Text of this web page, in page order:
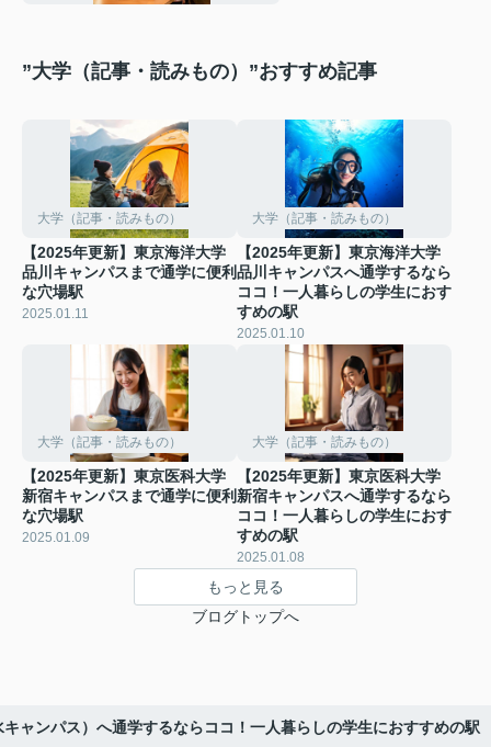
”大学（記事・読みもの）”おすすめ記事
大学（記事・読みもの）
【2025年更新】東京海洋大学
品川キャンパスまで通学に便利
な穴場駅
2025.01.11
大学（記事・読みもの）
【2025年更新】東京海洋大学
品川キャンパスへ通学するなら
ココ！一人暮らしの学生におす
すめの駅
2025.01.10
大学（記事・読みもの）
【2025年更新】東京医科大学
新宿キャンパスまで通学に便利
な穴場駅
2025.01.09
大学（記事・読みもの）
【2025年更新】東京医科大学
新宿キャンパスへ通学するなら
ココ！一人暮らしの学生におす
すめの駅
2025.01.08
もっと見る
ブログトップへ
ャンパス）へ通学するならココ！一人暮らしの学生におすすめの駅